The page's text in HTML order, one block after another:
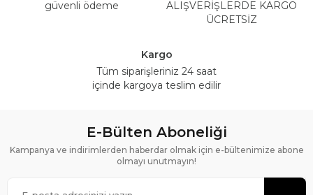
güvenli ödeme
ALIŞVERİŞLERDE KARGO
ÜCRETSİZ
Kargo
Tüm siparişleriniz 24 saat
içinde kargoya teslim edilir
E-Bülten Aboneliği
Kampanya ve indirimlerden haberdar olmak için e-bültenimize abone
olmayı unutmayın!